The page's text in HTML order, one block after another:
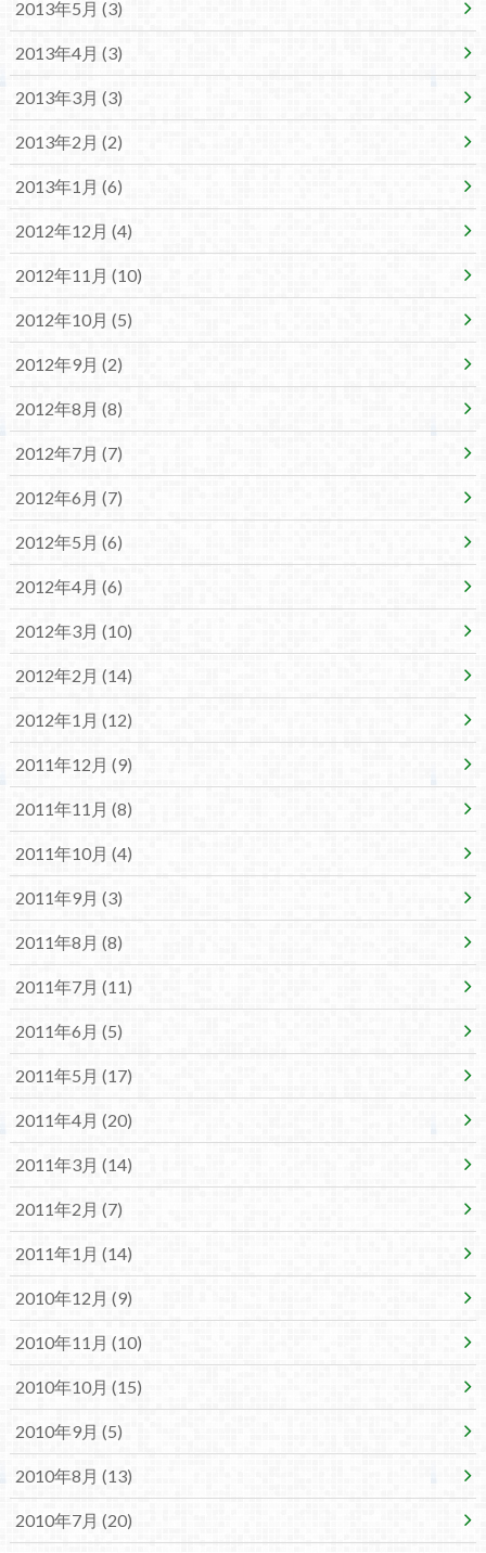
2013年5月 (3)
2013年4月 (3)
2013年3月 (3)
2013年2月 (2)
2013年1月 (6)
2012年12月 (4)
2012年11月 (10)
2012年10月 (5)
2012年9月 (2)
2012年8月 (8)
2012年7月 (7)
2012年6月 (7)
2012年5月 (6)
2012年4月 (6)
2012年3月 (10)
2012年2月 (14)
2012年1月 (12)
2011年12月 (9)
2011年11月 (8)
2011年10月 (4)
2011年9月 (3)
2011年8月 (8)
2011年7月 (11)
2011年6月 (5)
2011年5月 (17)
2011年4月 (20)
2011年3月 (14)
2011年2月 (7)
2011年1月 (14)
2010年12月 (9)
2010年11月 (10)
2010年10月 (15)
2010年9月 (5)
2010年8月 (13)
2010年7月 (20)